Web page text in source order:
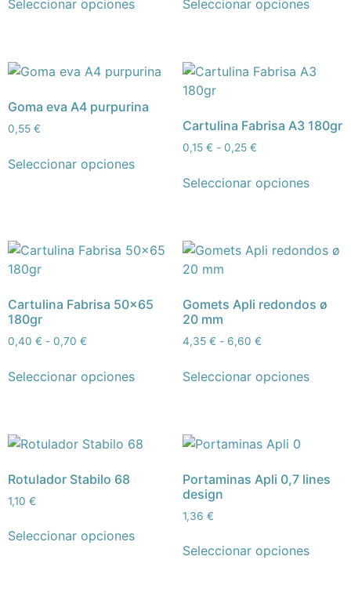
Seleccionar opciones Seleccionar opciones
Goma eva A4 purpurina
0,55 €
Seleccionar opciones
Cartulina Fabrisa A3 180gr
0,15 € - 0,25 €
Seleccionar opciones
Cartulina Fabrisa 50×65
180gr
0,40 € - 0,70 €
Seleccionar opciones
Gomets Apli redondos ø
20 mm
4,35 € - 6,60 €
Seleccionar opciones
Rotulador Stabilo 68
1,10 €
Seleccionar opciones
Portaminas Apli 0,7 lines
design
1,36 €
Seleccionar opciones